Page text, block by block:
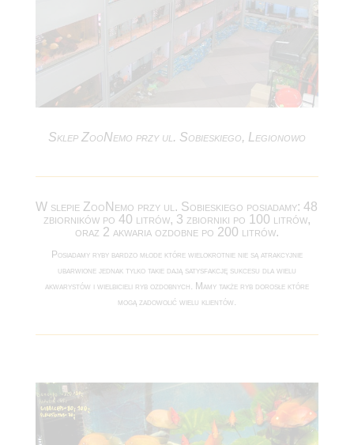
Sklep ZooNemo przy ul. Sobieskiego, Legionowo
W slepie ZooNemo przy ul. Sobieskiego posiadamy: 48
zbiorników po 40 litrów, 3 zbiorniki po 100 litrów,
oraz 2 akwaria ozdobne po 200 litrów.
Posiadamy ryby bardzo młode które wielokrotnie nie są atrakcyjnie
ubarwione jednak tylko takie dają satysfakcję sukcesu dla wielu
akwarystów i wielbicieli ryb ozdobnych. Mamy także ryb dorosłe które
mogą zadowolić wielu klientów.